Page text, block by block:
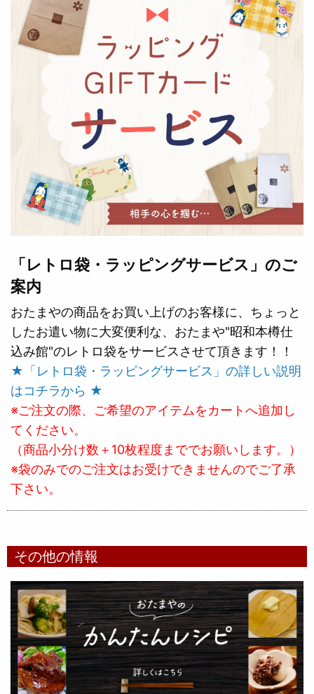
「レトロ袋・ラッピングサービス」のご
案内
おたまやの商品をお買い上げのお客様に、ちょっと
したお遣い物に大変便利な、おたまや"昭和本樽仕
込み館"のレトロ袋をサービスさせて頂きます！！
★「レトロ袋・ラッピングサービス」の詳しい説明
はコチラから ★
※ご注文の際、ご希望のアイテムをカートへ追加し
てください。
（商品小分け数＋10枚程度まででお願いします。）
※袋のみでのご注文はお受けできませんのでご了承
下さい。
その他の情報